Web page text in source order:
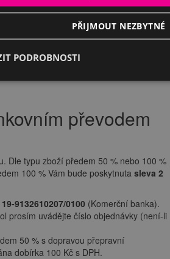
dobírkou účtujeme poplatek 100 Kč
převodem
Dle typu zboží předem 50 % nebo 100 %
100 % Vám bude poskytnuta sleva 2
19-9132610207/0100 (Komerční banka).
prosím uvádějte číslo objednávky (není-li
50 % s dopravou přepravní
dobírka 100 Kč s DPH.
PŘIJMOUT NEZBYTNÉ
PODROBNOSTI